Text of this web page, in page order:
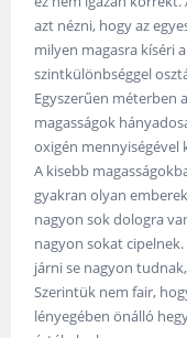
azt nézni, hogy az
milyen magasra kíséri
szintkülönbséggel
Egyszerűen méterben
magasságok
oxigén mennyiségével
A kisebb
gyakran olyan
nagyon sok dologra
nagyon sokat
járni se nagyon
Szerintük nem fair,
lényegében önálló